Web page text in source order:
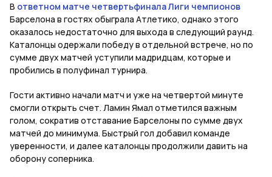
В ответном матче четвертьфинала Лиги чемпионов
Барселона в гостях обыграла Атлетико, однако этого
оказалось недостаточно для выхода в следующий раунд.
Каталонцы одержали победу в отдельной встрече, но по
сумме двух матчей уступили мадридцам, которые и
пробились в полуфинал турнира.
Гости активно начали матч и уже на четвертой минуте
смогли открыть счет. Ламин Ямал отметился важным
голом, сократив отставание Барселоны по сумме двух
матчей до минимума. Быстрый гол добавил команде
уверенности, и далее каталонцы продолжили давить на
оборону соперника.